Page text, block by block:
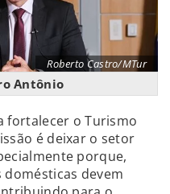
Roberto Castro/MTur
Antônio
fortalecer o Turismo
é deixar o setor
porque,
domésticas devem